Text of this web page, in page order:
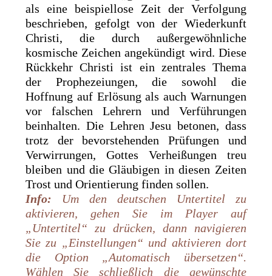
als eine beispiellose Zeit der Verfolgung
beschrieben, gefolgt von der Wiederkunft
Christi, die durch außergewöhnliche
kosmische Zeichen angekündigt wird. Diese
Rückkehr Christi ist ein zentrales Thema
der Prophezeiungen, die sowohl die
Hoffnung auf Erlösung als auch Warnungen
vor falschen Lehrern und Verführungen
beinhalten. Die Lehren Jesu betonen, dass
trotz der bevorstehenden Prüfungen und
Verwirrungen, Gottes Verheißungen treu
bleiben und die Gläubigen in diesen Zeiten
Trost und Orientierung finden sollen.
Info: Um den deutschen Untertitel zu
aktivieren, gehen Sie im Player auf
„Untertitel“ zu drücken, dann navigieren
Sie zu „Einstellungen“ und aktivieren dort
die Option „Automatisch übersetzen“.
Wählen Sie schließlich die gewünschte